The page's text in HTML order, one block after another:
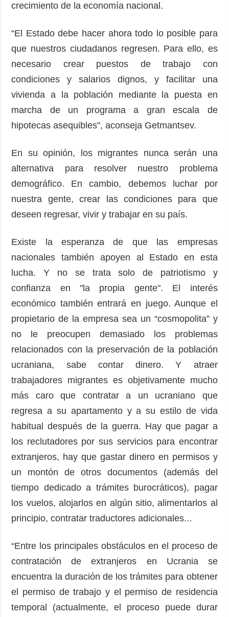
crecimiento de la economía nacional.
“El Estado debe hacer ahora todo lo posible para
que nuestros ciudadanos regresen. Para ello, es
necesario crear puestos de trabajo con
condiciones y salarios dignos, y facilitar una
vivienda a la población mediante la puesta en
marcha de un programa a gran escala de
hipotecas asequibles”, aconseja Getmantsev.
En su opinión, los migrantes nunca serán una
alternativa para resolver nuestro problema
demográfico. En cambio, debemos luchar por
nuestra gente, crear las condiciones para que
deseen regresar, vivir y trabajar en su país.
Existe la esperanza de que las empresas
nacionales también apoyen al Estado en esta
lucha. Y no se trata solo de patriotismo y
confianza en "la propia gente". El interés
económico también entrará en juego. Aunque el
propietario de la empresa sea un “cosmopolita” y
no le preocupen demasiado los problemas
relacionados con la preservación de la población
ucraniana, sabe contar dinero. Y atraer
trabajadores migrantes es objetivamente mucho
más caro que contratar a un ucraniano que
regresa a su apartamento y a su estilo de vida
habitual después de la guerra. Hay que pagar a
los reclutadores por sus servicios para encontrar
extranjeros, hay que gastar dinero en permisos y
un montón de otros documentos (además del
tiempo dedicado a trámites burocráticos), pagar
los vuelos, alojarlos en algún sitio, alimentarlos al
principio, contratar traductores adicionales...
“Entre los principales obstáculos en el proceso de
contratación de extranjeros en Ucrania se
encuentra la duración de los trámites para obtener
el permiso de trabajo y el permiso de residencia
temporal (actualmente, el proceso puede durar